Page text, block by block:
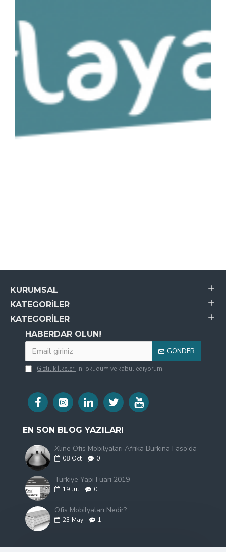
KURUMSAL
KATEGORILER
KATEGORILER
HABERDAR OLUN!
GÖNDER
Gizlilik İlkeleri 'ni okudum ve kabul ediyorum.
EN SON BLOG YAZILARI
Xline Ofis Mobilyaları Afrika Burkina Faso'da
08 Oct 0
Türkiye Yapı Fuarı 2019
19 Jul 0
Ofis Mobilyaları Nedir?
23 May 1